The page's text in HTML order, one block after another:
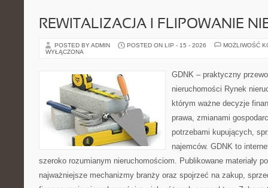
REWITALIZACJA I FLIPOWANIE
POSTED BY ADMIN POSTED ON LIP - 15 - 2026
MOŻLIWOŚĆ
WYŁĄCZONA
GDNK – praktyczny
nieruchomości Rynek
którym ważne decyzje
prawa, zmianami
potrzebami kupujących,
najemców. GDNK to
szeroko rozumianym nieruchomościom. Publikowane materiały
najważniejsze mechanizmy branży oraz spojrzeć na zakup,